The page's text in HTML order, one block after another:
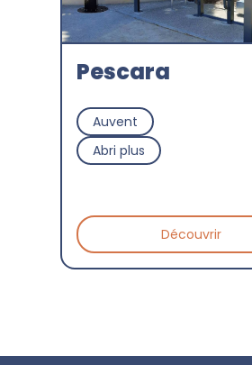
Pescara
Auvent
Abri plus
Découvrir